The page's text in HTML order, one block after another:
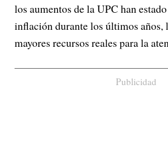
los aumentos de la UPC han
inflación durante los últimos años,
mayores recursos reales para la
Publicidad